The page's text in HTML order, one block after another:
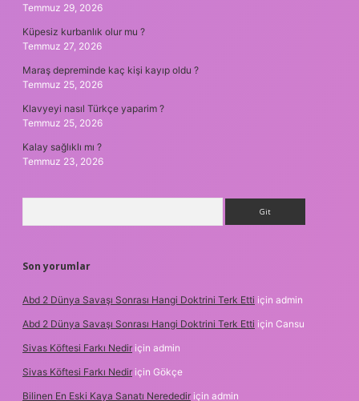
Temmuz 29, 2026
Küpesiz kurbanlık olur mu ?
Temmuz 27, 2026
Maraş depreminde kaç kişi kayıp oldu ?
Temmuz 25, 2026
Klavyeyi nasıl Türkçe yaparim ?
Temmuz 25, 2026
Kalay sağlıklı mı ?
Temmuz 23, 2026
Son yorumlar
Abd 2 Dünya Savaşı Sonrası Hangi Doktrini Terk Etti için admin
Abd 2 Dünya Savaşı Sonrası Hangi Doktrini Terk Etti için Cansu
Sivas Köftesi Farkı Nedir için admin
Sivas Köftesi Farkı Nedir için Gökçe
Bilinen En Eski Kaya Sanatı Nerededir için admin